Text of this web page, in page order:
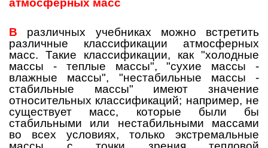
В различных учебниках можно встретить
различные классификации атмосферных
масс. Такие классификации, как "холодные
массы - теплые массы", "сухие массы -
влажные массы", "нестабильные массы -
стабильные массы" имеют значение
относительных классификаций; например, не
существует масс, которые были бы
стабильными или нестабильными массами
во всех условиях, только экстремальные